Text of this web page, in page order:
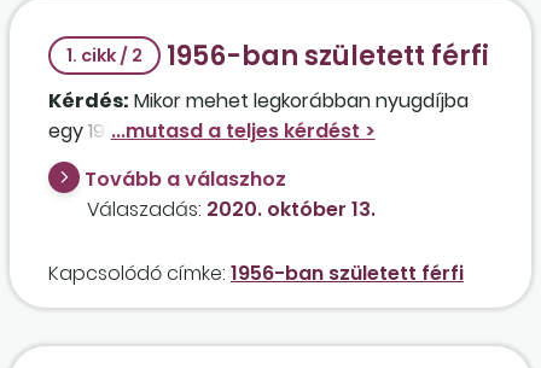
1. cikk / 2 1956-ban született férfi
Kérdés: Mikor mehet legkorábban nyugdíjba
egy 1956. október 12-én született férfi?
Tovább a válaszhoz
Válaszadás: 2020. október 13.
Kapcsolódó címke: 1956-ban született férfi